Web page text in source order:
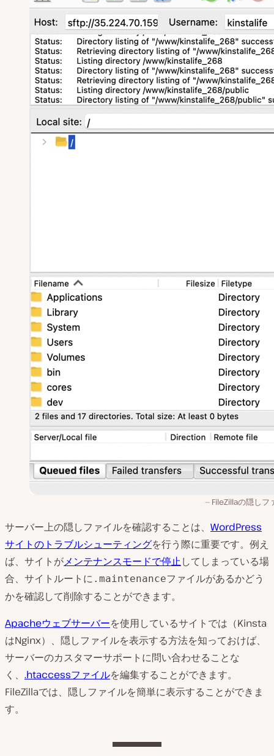
FileZillaの隠しフ
サーバー上の隠しファイルを確認することは、 WordPress
サイトのトラブルシューティングを行う際に重要です。例え
ば、サイトがメンテナンスモードで停止してしまっている場
合、サイトルートに .maintenanceファイルがあるかどう
かを確認して削除することができます。
Apacheウェブサーバーを使用しているサイトでは（Kinsta
はNginx）、隠しファイルを表示する方法を知っておけば、
サーバーのカスタマーサポートに問い合わせることな
く、 .htaccessファイルを編集することができます。
FileZillaでは、隠しファイルを簡単に表示することができま
す。